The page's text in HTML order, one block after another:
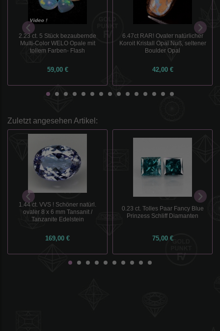
2.23 ct. 5 Stück bezaubernde
Multi-Color WELO Opale mit
tollem Farben- Flash
59,00 €
6.47ct RAR! Ovaler natürlicher
Koroit Kristall Opal Nuß, seltener
Boulder Opal
42,00 €
Zuletzt angesehen Artikel:
1.44 ct. VVS ! Schöner natürl.
ovaler 8 x 6 mm Tansanit /
Tanzanite Edelstein
169,00 €
0.23 ct. Tolles Paar Fancy Blue
Prinzess Schliff Diamanten
75,00 €